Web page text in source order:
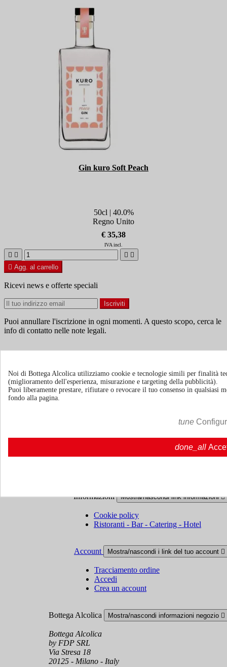
Gin kuro Soft Peach
50cl | 40.0%
Regno Unito
€ 35,38
IVA incl.
   
 Agg. al carrello
Ricevi news e offerte speciali
Puoi annullare l'iscrizione in ogni momenti. A questo scopo, cerca le
info di contatto nelle note legali.
Termini e condizioni Spedizione e consegna
Chi siamo | Bottegaalcolica.com
Informazioni Mostra/nascondi link informazioni
Cookie policy
Ristoranti - Bar - Catering - Hotel
Account Mostra/nascondi i link del tuo account 
Tracciamento ordine
Accedi
Crea un account
Bottega Alcolica Mostra/nascondi informazioni negozio 
Bottega Alcolica
by FDP SRL
Via Stresa 18
20125 - Milano - Italy
Noi di Bottega Alcolica utilizziamo cookie e tecnologie simili per finalità
(miglioramento dell'esperienza, misurazione e targeting della pubblicità).
Puoi liberamente prestare, rifiutare o revocare il tuo consenso in qualsiasi
fondo alla pagina.
tune
done_all